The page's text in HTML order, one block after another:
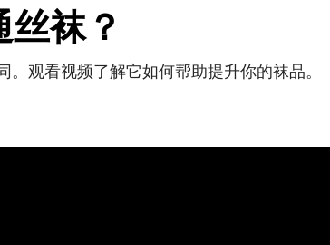
袜？
观看视频了解它如何帮助提升你的袜品。